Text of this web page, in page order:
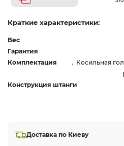
Краткие характеристики:
Вес
Гарантия
Комплектация
. Косильная
Конструкция штанги
Доставка по Киеву